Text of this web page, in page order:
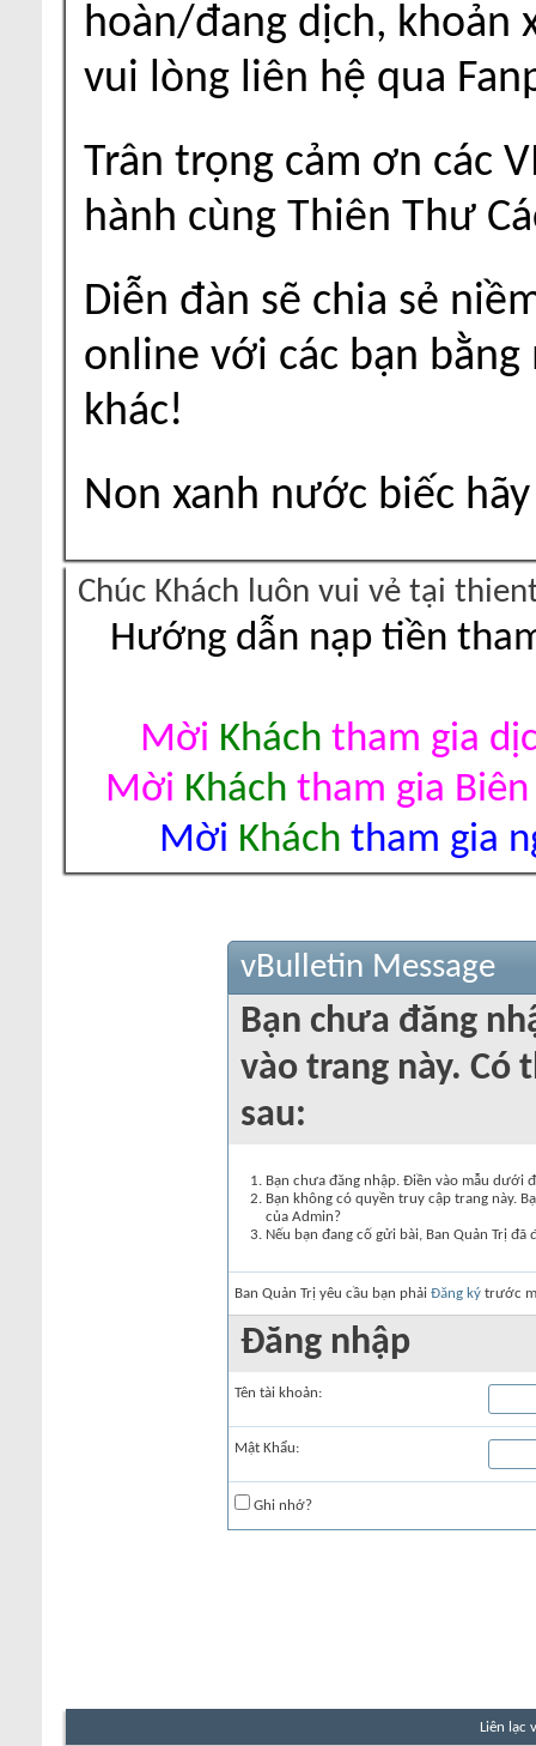
hoàn/đang dịch, khoản
vui lòng liên hệ qua
Trân trọng cảm ơn các
hành cùng Thiên Thư
Diễn đàn sẽ chia sẻ
online với các bạn
khác!
Non xanh nước biếc
Chúc Khách luôn vui vẻ tại
Hướng dẫn nạp tiền
Mời Khách tham gia
Mời Khách tham gia
Mời Khách tham gia
vBulletin Message
Bạn chưa đăng
vào trang này. Có
sau:
Bạn chưa đăng nhập. Điền vào mẫu dưới
Bạn không có quyền truy cập trang này.
của Admin?
Nếu bạn đang cố gửi bài, Ban Quản Trị
Ban Quản Trị yêu cầu bạn phải Đăng ký trước
Đăng nhập
Tên tài khoản:
Mật Khẩu:
Ghi nhớ?
Liên lạc